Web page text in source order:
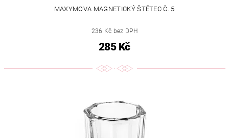
MAXYMOVA MAGNETICKÝ ŠTĚTEC Č. 5
236 Kč bez DPH
285 Kč